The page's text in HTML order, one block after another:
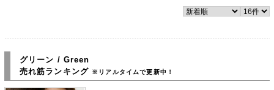
グリーン / Green
売れ筋ランキング ※リアルタイムで更新中！